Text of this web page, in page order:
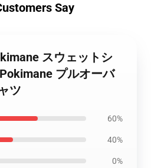
Say
スウェットシ
プルオーバ
ツ
60%
40%
0%